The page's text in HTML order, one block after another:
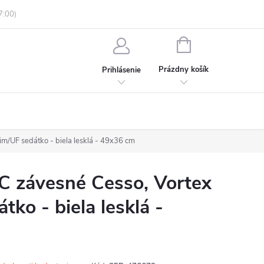
ochrany osobných údajov
Prihlásenie
NÁKUPNÝ
Prázdny košík
UF sedátko - biela lesklá - 49x36 cm
závesné Cesso, Vortex
- biela lesklá -